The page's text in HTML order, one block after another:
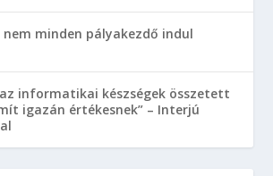
minden pályakezdő indul
informatikai készségek összetett
igazán értékesnek” – Interjú